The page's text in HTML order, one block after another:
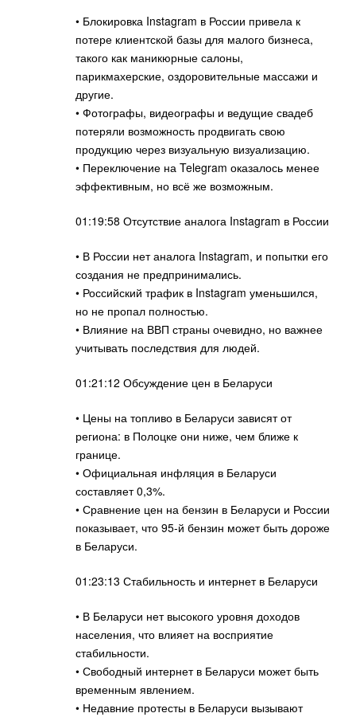
• Блокировка Instagram в России привела к
потере клиентской базы для малого бизнеса,
такого как маникюрные салоны,
парикмахерские, оздоровительные массажи и
другие.
• Фотографы, видеографы и ведущие свадеб
потеряли возможность продвигать свою
продукцию через визуальную визуализацию.
• Переключение на Telegram оказалось менее
эффективным, но всё же возможным.
01:19:58 Отсутствие аналога Instagram в России
• В России нет аналога Instagram, и попытки его
создания не предпринимались.
• Российский трафик в Instagram уменьшился,
но не пропал полностью.
• Влияние на ВВП страны очевидно, но важнее
учитывать последствия для людей.
01:21:12 Обсуждение цен в Беларуси
• Цены на топливо в Беларуси зависят от
региона: в Полоцке они ниже, чем ближе к
границе.
• Официальная инфляция в Беларуси
составляет 0,3%.
• Сравнение цен на бензин в Беларуси и России
показывает, что 95-й бензин может быть дороже
в Беларуси.
01:23:13 Стабильность и интернет в Беларуси
• В Беларуси нет высокого уровня доходов
населения, что влияет на восприятие
стабильности.
• Свободный интернет в Беларуси может быть
временным явлением.
• Недавние протесты в Беларуси вызывают